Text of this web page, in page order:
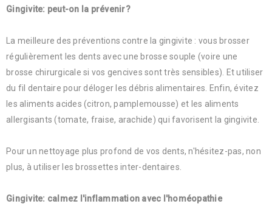
Gingivite: peut-on la prévenir?
La meilleure des préventions contre la gingivite : vous brosser
régulièrement les dents avec une brosse souple (voire une
brosse chirurgicale si vos gencives sont très sensibles). Et utiliser
du fil dentaire pour déloger les débris alimentaires. Enfin, évitez
les aliments acides (citron, pamplemousse) et les aliments
allergisants (tomate, fraise, arachide) qui favorisent la gingivite.
Pour un nettoyage plus profond de vos dents, n'hésitez-pas, non
plus, à utiliser les brossettes inter-dentaires.
Gingivite: calmez l'inflammation avec l'homéopathie